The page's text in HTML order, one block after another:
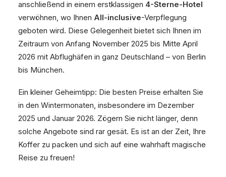
anschließend in einem erstklassigen 4-Sterne-Hotel
verwöhnen, wo Ihnen All-inclusive-Verpflegung
geboten wird. Diese Gelegenheit bietet sich Ihnen im
Zeitraum von Anfang November 2025 bis Mitte April
2026 mit Abflughäfen in ganz Deutschland – von Berlin
bis München.
Ein kleiner Geheimtipp: Die besten Preise erhalten Sie
in den Wintermonaten, insbesondere im Dezember
2025 und Januar 2026. Zögern Sie nicht länger, denn
solche Angebote sind rar gesät. Es ist an der Zeit, Ihre
Koffer zu packen und sich auf eine wahrhaft magische
Reise zu freuen!